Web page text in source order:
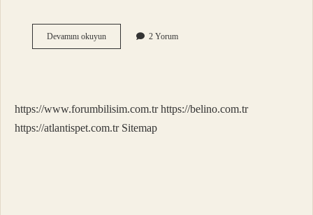
Devamını okuyunDevlet
Nasıl
2 Yorum
https://www.forumbilisim.com.tr https://belino.com.tr
https://atlantispet.com.tr Sitemap